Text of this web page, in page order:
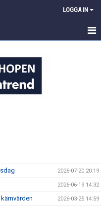
LOGGA IN
2026-07-20 20:19
2026-06-19 14:32
2026-03-25 14:59